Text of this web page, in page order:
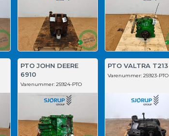
PTO JOHN DEERE
6910
Varenummer: 25924-PTO
PTO VALTRA T213
Varenummer: 25923-PTO